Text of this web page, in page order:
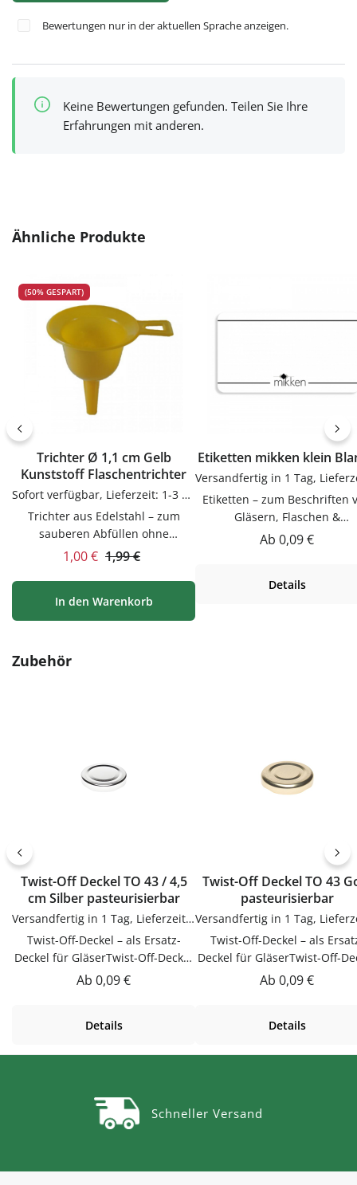
Bewertungen nur in der aktuellen Sprache anzeigen.
Keine Bewertungen gefunden. Teilen Sie Ihre
Erfahrungen mit anderen.
Produktgalerie überspringen
Ähnliche Produkte
(50% GESPART)
Trichter Ø 1,1 cm Gelb
Kunststoff Flaschentrichter
Sofort verfügbar, Lieferzeit: 1-3 Tage
Trichter aus Edelstahl – zum
sauberen Abfüllen ohne
KleckernTrichter zum sauberen
Praktische Ergänzung für Küche,
Vorrat und Haushalt – passend zu
vielen Flaschen, Gläsern und
BlickMaterial:
Gebrauch reinigenGut trocknen
lassenJetzt bestellenBestelle
Verkaufspreis:
1,00 € Regulärer Preis:
1,99 €
In den Warenkorb
Etiketten mikken klein
Etiketten – zum Beschriften
Gläsern, Flaschen &
DosenEtiketten zum
Vorrat und Haushalt –
flaschen-glaeser-und-
Regulärer Preis:
Ab 0,09 €
Details
Produktgalerie überspringen
Zubehör
Twist-Off Deckel TO 43 / 4,5
cm Silber pasteurisierbar
Versandfertig in 1 Tag, Lieferzeit 1-3 Tage
Twist-Off-Deckel – als Ersatz-
Deckel für GläserTwist-Off-Deckel
als Ersatz-Deckel für Gläser.
vielen Flaschen, Gläsern und
und langlebig im
Gebrauch.PflegehinweiseNach
Gebrauch reinigenGut trocknen
Twist-Off-Deckel bequem online
Regulärer Preis:
Ab 0,09 €
Details
Twist-Off Deckel TO 43 Gold
pasteurisierbar
Twist-Off-Deckel – als
Deckel für GläserTwist-Off-
als Ersatz-Deckel für
vielen Flaschen, Gläsern
Twist-Off-Deckel bequem
Regulärer Preis:
Ab 0,09 €
Details
Schneller Versand